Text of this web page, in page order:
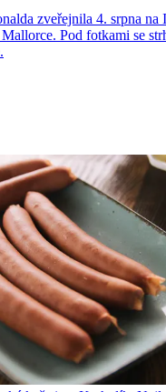
zveřejnila 4. srpna na
Pod fotkami se